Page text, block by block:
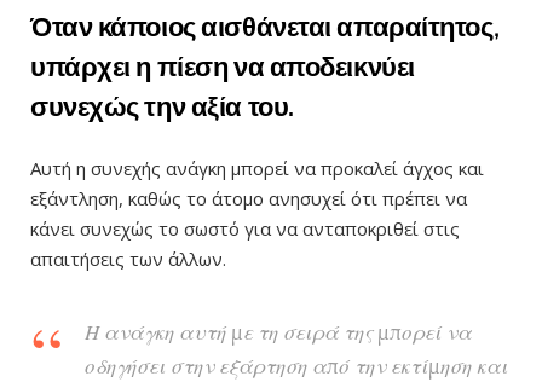
Όταν κάποιος αισθάνεται απαραίτητος,
υπάρχει η πίεση να αποδεικνύει
συνεχώς την αξία του.
Αυτή η συνεχής ανάγκη μπορεί να προκαλεί άγχος και
εξάντληση, καθώς το άτομο ανησυχεί ότι πρέπει να
κάνει συνεχώς το σωστό για να ανταποκριθεί στις
απαιτήσεις των άλλων.
Η ανάγκη αυτή με τη σειρά της μπορεί να
οδηγήσει στην εξάρτηση από την εκτίμηση και